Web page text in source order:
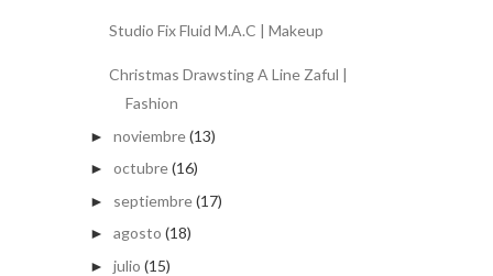
Studio Fix Fluid M.A.C | Makeup
Christmas Drawsting A Line Zaful |
Fashion
► noviembre(13)
► octubre(16)
► septiembre(17)
► agosto (18)
► julio (15)